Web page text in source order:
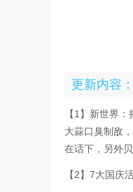
更新内容：
【1】新世界
大蒜口臭制敌
在话下，另外
【2】7大国庆